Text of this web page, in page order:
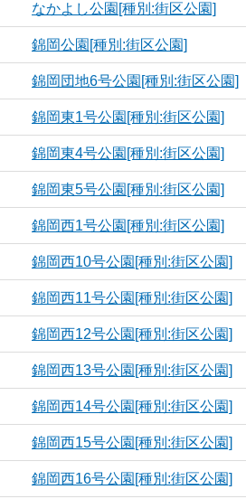
なかよし公園[種別:街区公園]
錦岡公園[種別:街区公園]
錦岡団地6号公園[種別:街区公園]
錦岡東1号公園[種別:街区公園]
錦岡東4号公園[種別:街区公園]
錦岡東5号公園[種別:街区公園]
錦岡西1号公園[種別:街区公園]
錦岡西10号公園[種別:街区公園]
錦岡西11号公園[種別:街区公園]
錦岡西12号公園[種別:街区公園]
錦岡西13号公園[種別:街区公園]
錦岡西14号公園[種別:街区公園]
錦岡西15号公園[種別:街区公園]
錦岡西16号公園[種別:街区公園]